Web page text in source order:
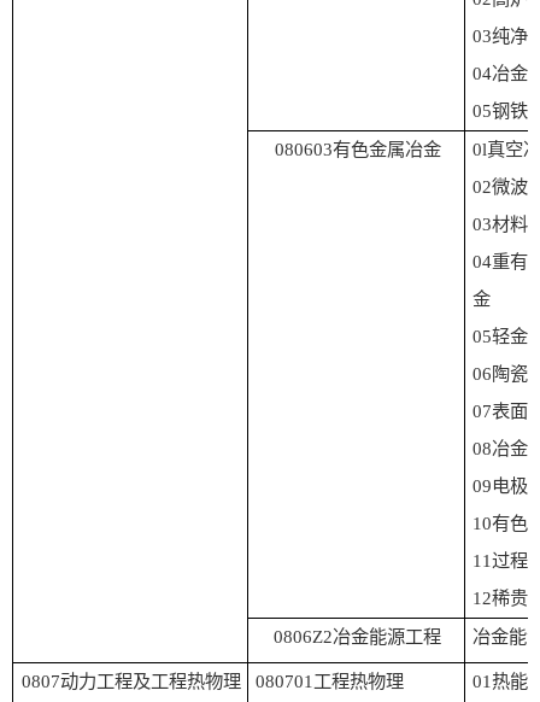
03纯净
04冶金
05钢铁
080603有色金属冶金 0l真空
02微波
03材料
04重有
金
05轻金
06陶瓷
07表面
08冶金
09电极
10有色
1 1过程
1 2稀贵
0806Z2冶金能源工程 冶金能
0807动力工程及工程热物理 080701 工程热物理 01热能